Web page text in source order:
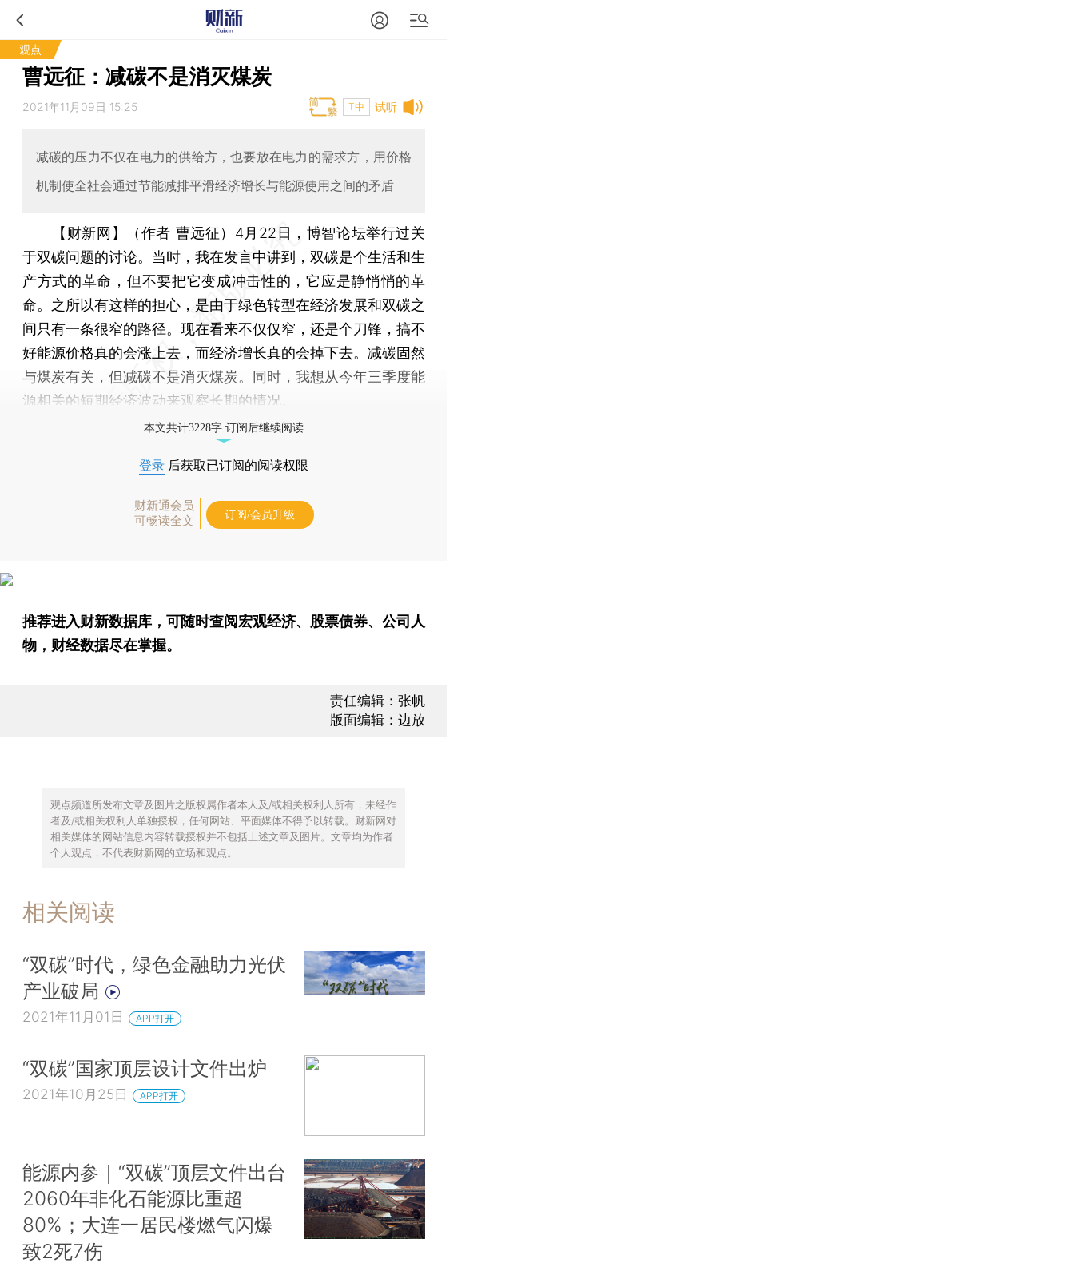
观点
曹远征：减碳不是消灭煤炭
试听
2021年11月09日 15:25 T中
减碳的压力不仅在电力的供给方，也要放在电力的需求方，用价格
机制使全社会通过节能减排平滑经济增长与能源使用之间的矛盾
【财新网】（作者 曹远征） 4月22日，博智论坛举行过关
于双碳问题的讨论。当时，我在发言中讲到，双碳是个生活和生
产方式的革命，但不要把它变成冲击性的，它应是静悄悄的革
命。之所以有这样的担心，是由于绿色转型在经济发展和双碳之
间只有一条很窄的路径。现在看来不仅仅窄，还是个刀锋，搞不
好能源价格真的会涨上去，而经济增长真的会掉下去。减碳固然
与煤炭有关，但减碳不是消灭煤炭。同时，我想从今年三季度能
源相关的短期经济波动来观察长期的情况。
本文共计3228字 订阅后继续阅读
登录 后获取已订阅的阅读权限
财新通会员
可畅读全文
订阅/会员升级
推荐进入财新数据库 ，可随时查阅宏观经济、股票债券、公司人
物，财经数据尽在掌握。
责任编辑：张帆
版面编辑：边放
观点频道所发布文章及图片之版权属作者本人及/或相关权利人所有，未经作
者及/或相关权利人单独授权，任何网站、平面媒体不得予以转载。财新网对
相关媒体的网站信息内容转载授权并不包括上述文章及图片。文章均为作者
个人观点，不代表财新网的立场和观点。
相关阅读
“双碳”时代，绿色金融助力光伏
产业破局
2021年11月01日 APP打开
“双碳”国家顶层设计文件出炉
2021年10月25日 APP打开
能源内参｜“双碳”顶层文件出台
2060年非化石能源比重超
80%；大连一居民楼燃气闪爆
致2死7伤